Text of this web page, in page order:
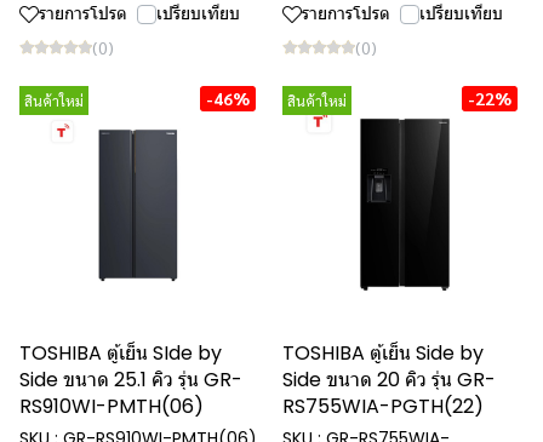
รายการโปรด เปรียบเทียบ
(0)
รายการโปรด เปรียบเทียบ
(0)
สินค้าใหม่ -46%
TOSHIBA ตู้เย็น SIde by
Side ขนาด 25.1 คิว รุ่น GR-
RS910WI-PMTH(06)
สินค้าใหม่ -22%
TOSHIBA ตู้เย็น Side by
Side ขนาด 20 คิว รุ่น GR-
RS755WIA-PGTH(22)